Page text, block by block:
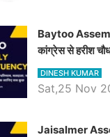
Baytoo
कांग्रेस से हरीश
भाजपा उम्मीदवार,
सीट के ताजा
DINESH KUMAR
Sat,25 Nov
​​​​​​​Jaisalmer